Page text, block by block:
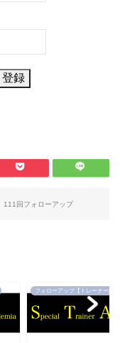
111回フォローアップ
フォローアップ【トレーナー編】